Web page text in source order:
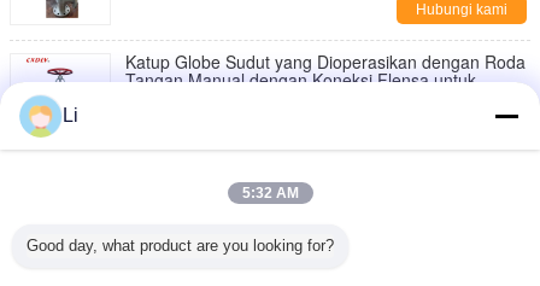
Hubungi kami
Katup Globe Sudut yang Dioperasikan dengan Roda
Tangan Manual dengan Koneksi Flensa untuk
Manual Roda untuk Layanan Air Laut Kapal
C95800 Alloy 12 Inch ANSI150LB Flanged Globe
Li
5:32 AM
Good day, what product are you looking for?